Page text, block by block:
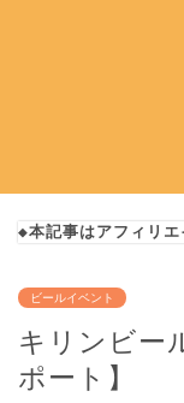
◆本記事はアフィリ
ビールイベント
キリンビー
ポート】